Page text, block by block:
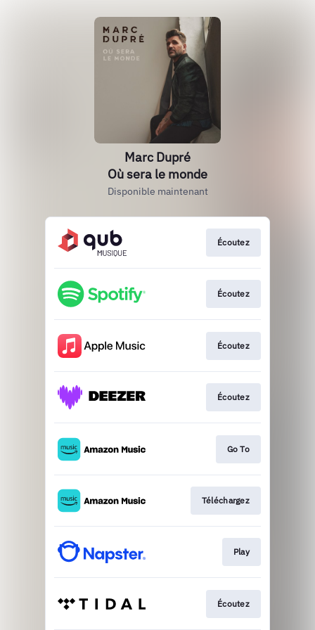
Marc Dupré
Où sera le monde
Disponible maintenant
Écoutez
Écoutez
Écoutez
Écoutez
Go To
Téléchargez
Play
Écoutez